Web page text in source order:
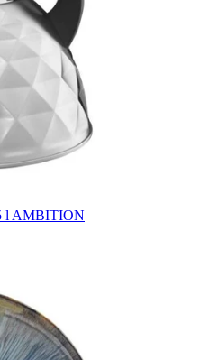
l AMBITION